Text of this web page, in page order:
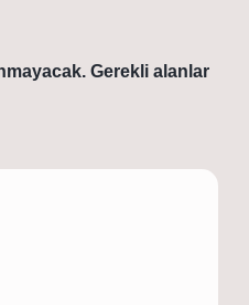
Gerekli alanlar